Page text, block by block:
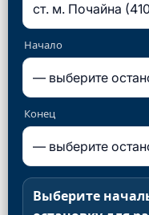
Начало
Конец
Выберите